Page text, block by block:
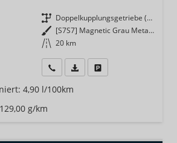
Getriebe
Doppelkupplungsgetriebe (DSG)
Außenfarbe
[S7S7] Magnetic Grau Metallic
Kilometerstand 20 km
Wir rufen Sie anFahrzeugexposé (PDF)
4,90 l/100km
129,00 g/km